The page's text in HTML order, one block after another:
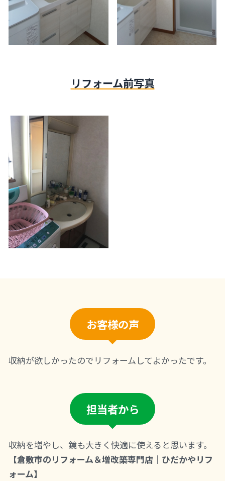
リフォーム前写真
お客様の声
収納が欲しかったのでリフォームしてよかったです。
担当者から
収納を増やし、鏡も大きく快適に使えると思います。
【倉敷市のリフォーム＆増改築専門店｜ひだかやリフ
ォーム】